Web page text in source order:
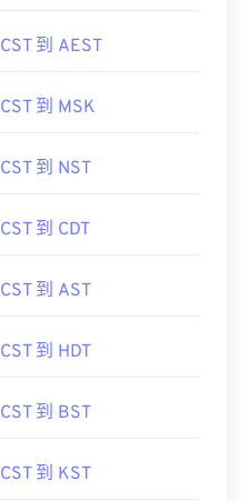
CST 到 AEST
CST 到 MSK
CST 到 NST
CST 到 CDT
CST 到 AST
CST 到 HDT
CST 到 BST
CST 到 KST